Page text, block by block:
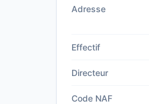
Adresse
Effectif
Directeur
Code NAF